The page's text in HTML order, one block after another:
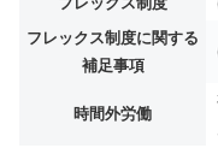
フレックス制度に関する
補足事項
時間外労働